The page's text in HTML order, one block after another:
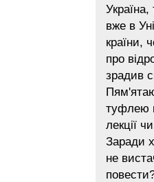
Україна,
вже в
країни,
про
зрадив
туфлею
лекції
Заради
не